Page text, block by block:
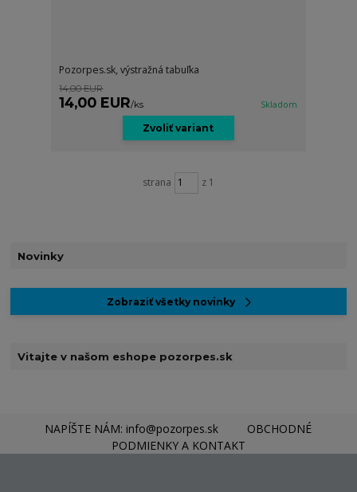
Pozorpes.sk, výstražná tabuľka
14,00 EUR
14,00 EUR/ks Skladom
Zvoliť variant
strana z 1
Novinky
Zobraziť všetky novinky
Vitajte v našom eshope pozorpes.sk
NAPÍŠTE NÁM: info@pozorpes.sk
OBCHODNÉ
PODMIENKY A KONTAKT